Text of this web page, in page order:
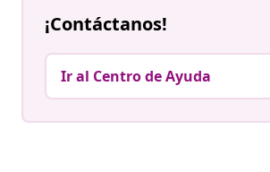
¡Contáctanos!
Ir al Centro de Ayuda